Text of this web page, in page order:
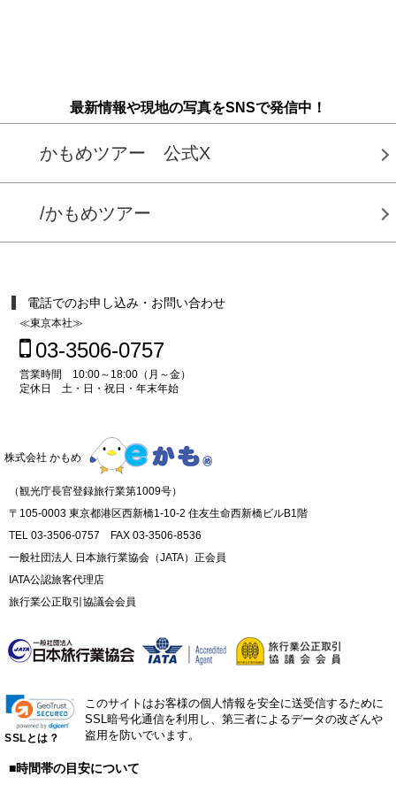
最新情報や現地の写真をSNSで発信中！
かもめツアー 公式X
/かもめツアー
電話でのお申し込み・お問い合わせ
≪東京本社≫
03-3506-0757
営業時間 10:00～18:00（月～金）
定休日 土・日・祝日・年末年始
株式会社 かもめ
（観光庁長官登録旅行業第1009号）
〒105-0003 東京都港区西新橋1-10-2 住友生命西新橋ビルB1階
TEL 03-3506-0757 FAX 03-3506-8536
一般社団法人 日本旅行業協会（JATA）正会員
IATA公認旅客代理店
旅行業公正取引協議会会員
SSLとは？
このサイトはお客様の個人情報を安全に送受信するために
SSL暗号化通信を利用し、第三者によるデータの改ざんや
盗用を防いでいます。
■時間帯の目安について